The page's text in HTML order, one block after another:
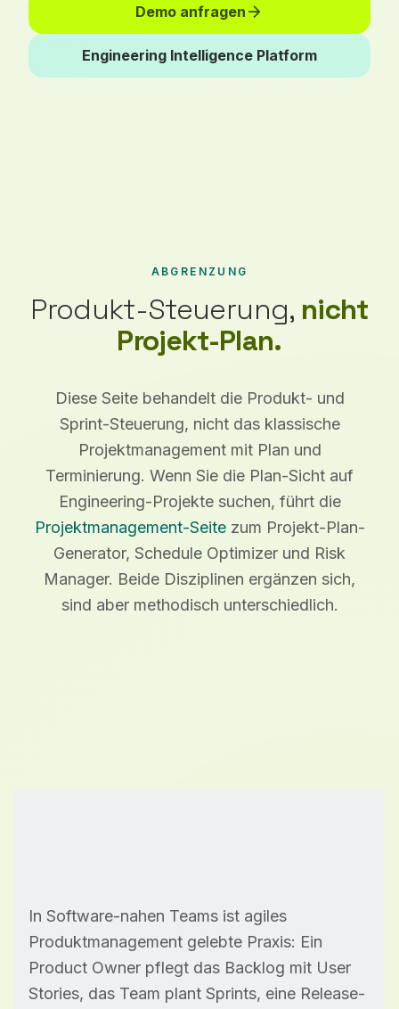
Demo anfragen arrow_forward
Engineering Intelligence Platform
ABGRENZUNG
Produkt-Steuerung, nicht
Projekt-Plan.
Diese Seite behandelt die Produkt- und
Sprint-Steuerung, nicht das klassische
Projektmanagement mit Plan und
Terminierung. Wenn Sie die Plan-Sicht auf
Engineering-Projekte suchen, führt die
Projektmanagement-Seitezum Projekt-Plan-
Generator, Schedule Optimizer und Risk
Manager. Beide Disziplinen ergänzen sich,
sind aber methodisch unterschiedlich.
In Software-nahen Teams ist agiles
Produktmanagement gelebte Praxis: Ein
Product Owner pflegt das Backlog mit User
Stories, das Team plant Sprints, eine Release-